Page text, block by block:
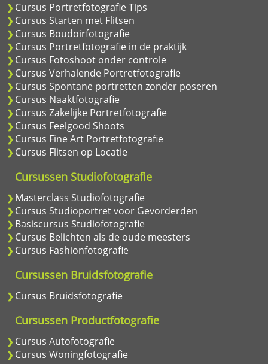
Cursus Portretfotografie Tips
Cursus Starten met Flitsen
Cursus Boudoirfotografie
Cursus Portretfotografie in de praktijk
Cursus Fotoshoot onder controle
Cursus Verhalende Portretfotografie
Cursus Spontane portretten zonder poseren
Cursus Naaktfotografie
Cursus Zakelijke Portretfotografie
Cursus Feelgood Shoots
Cursus Fine Art Portretfotografie
Cursus Flitsen op Locatie
Cursussen Studiofotografie
Masterclass Studiofotografie
Cursus Studioportret voor Gevorderden
Basiscursus Studiofotografie
Cursus Belichten als de oude meesters
Cursus Fashionfotografie
Cursussen Bruidsfotografie
Cursus Bruidsfotografie
Cursussen Productfotografie
Cursus Autofotografie
Cursus Woningfotografie